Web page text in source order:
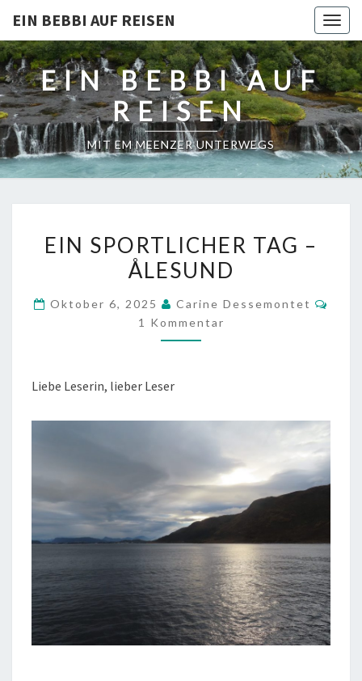
EIN BEBBI AUF REISEN
EIN BEBBI AUF
REISEN
MIT EM MEENZER UNTERWEGS
SPORTLICHER
TAG
EIN SPORTLICHER TAG –
ÅLESUND
Oktober 6, 2025 Carine Dessemontet
1 Kommentar
Liebe Leserin, lieber Leser